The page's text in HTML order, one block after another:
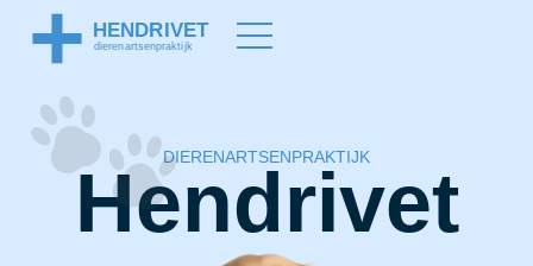
DIERENARTSENPRAKTIJK
Hendrivet